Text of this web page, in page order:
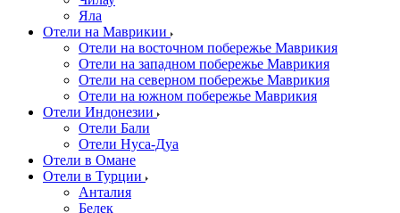
Яла
Отели на Маврикии
Отели на восточном побережье Маврикия
Отели на западном побережье Маврикия
Отели на северном побережье Маврикия
Отели на южном побережье Маврикия
Отели Индонезии
Отели Бали
Отели Нуса-Дуа
Отели в Омане
Отели в Турции
Анталия
Белек